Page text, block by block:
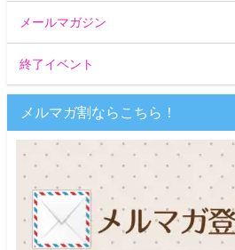
メールマガジン
終了イベント
メルマガ割ならこちら！